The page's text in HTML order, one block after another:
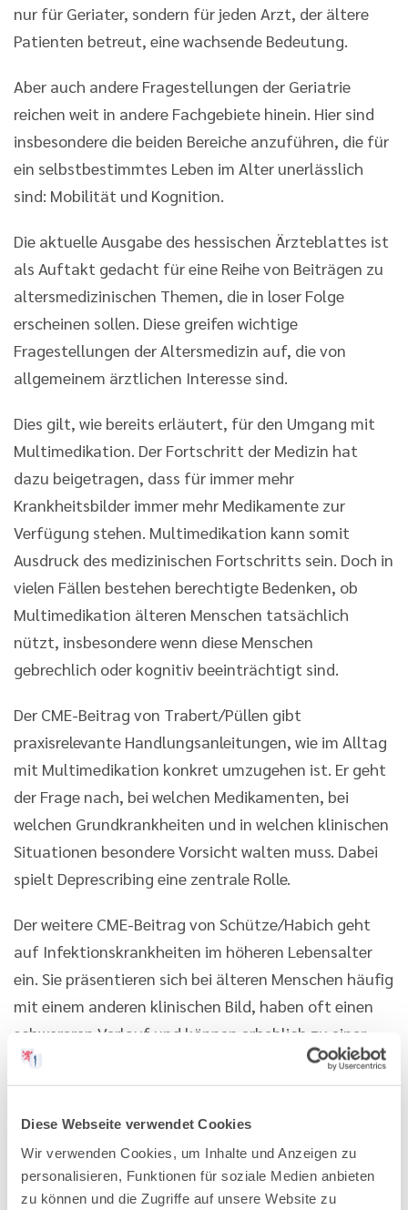
Diese Webseite verwendet Cookies
Wir verwenden Cookies, um Inhalte und Anzeigen zu
personalisieren, Funktionen für soziale Medien anbieten
zu können und die Zugriffe auf unsere Website zu
nur für Geriater, sondern für jeden Arzt, der ältere
Patienten betreut, eine wachsende Bedeutung.
Aber auch andere Fragestellungen der Geriatrie
reichen weit in andere Fachgebiete hinein. Hier sind
insbesondere die beiden Bereiche anzuführen, die für
ein selbstbestimmtes Leben im Alter unerlässlich
sind: Mobilität und Kognition.
Die aktuelle Ausgabe des hessischen Ärzteblattes ist
als Auftakt gedacht für eine Reihe von Beiträgen zu
altersmedizinischen Themen, die in loser Folge
erscheinen sollen. Diese greifen wichtige
Fragestellungen der Altersmedizin auf, die von
allgemeinem ärztlichen Interesse sind.
Dies gilt, wie bereits erläutert, für den Umgang mit
Multimedikation. Der Fortschritt der Medizin hat
dazu beigetragen, dass für immer mehr
Krankheitsbilder immer mehr Medikamente zur
Verfügung stehen. Multimedikation kann somit
Ausdruck des medizinischen Fortschritts sein. Doch in
vielen Fällen bestehen berechtigte Bedenken, ob
Multimedikation älteren Menschen tatsächlich
nützt, insbesondere wenn diese Menschen
gebrechlich oder kognitiv beeinträchtigt sind.
Der CME-Beitrag von Trabert/Püllen gibt
praxisrelevante Handlungsanleitungen, wie im Alltag
mit Multimedikation konkret umzugehen ist. Er geht
der Frage nach, bei welchen Medikamenten, bei
welchen Grundkrankheiten und in welchen klinischen
Situationen besondere Vorsicht walten muss. Dabei
spielt Deprescribing eine zentrale Rolle.
Der weitere CME-Beitrag von Schütze/Habich geht
auf Infektionskrankheiten im höheren Lebensalter
ein. Sie präsentieren sich bei älteren Menschen häufig
mit einem anderen klinischen Bild, haben oft einen
schwereren Verlauf und können erheblich zu einer
Funktionsverschlechterung im Alltag beitragen.
Deshalb haben Prävention, frühzeitige Diagnostik
und adäquate Behandlung unter Berücksichtigung
Der Beitrag von Pantel schließlich stellt einen